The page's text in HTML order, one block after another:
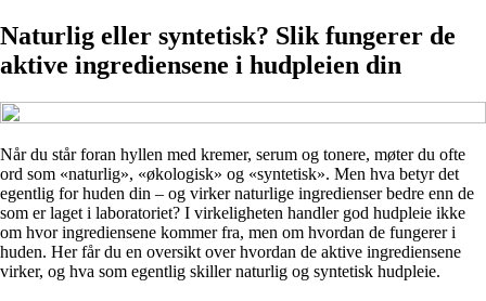
Naturlig eller syntetisk? Slik fungerer de
aktive ingrediensene i hudpleien din
Når du står foran hyllen med kremer, serum og tonere, møter du ofte
ord som «naturlig», «økologisk» og «syntetisk». Men hva betyr det
egentlig for huden din – og virker naturlige ingredienser bedre enn de
som er laget i laboratoriet? I virkeligheten handler god hudpleie ikke
om hvor ingrediensene kommer fra, men om hvordan de fungerer i
huden. Her får du en oversikt over hvordan de aktive ingrediensene
virker, og hva som egentlig skiller naturlig og syntetisk hudpleie.